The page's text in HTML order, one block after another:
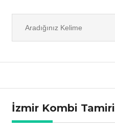
İzmir Kombi Tamiri